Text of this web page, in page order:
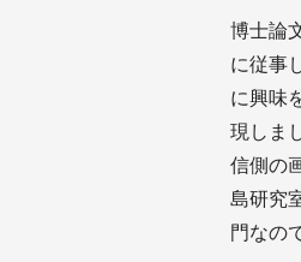
博士論
に従事
に興味
現しま
信側の
島研究
門なの